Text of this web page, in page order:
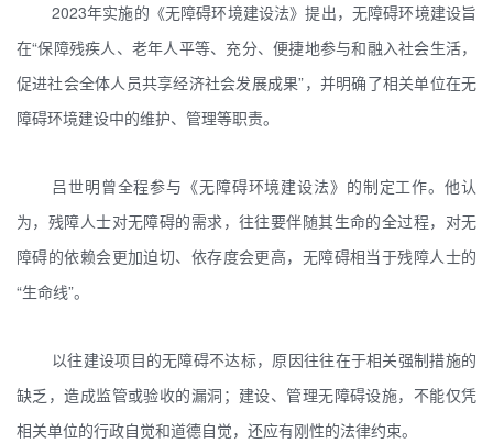
2023年实施的《无障碍环境建设法》提出，无障碍环境建设旨
在“保障残疾人、老年人平等、充分、便捷地参与和融入社会生活，
促进社会全体人员共享经济社会发展成果”，并明确了相关单位在无
障碍环境建设中的维护、管理等职责。
吕世明曾全程参与《无障碍环境建设法》的制定工作。他认
为，残障人士对无障碍的需求，往往要伴随其生命的全过程，对无
障碍的依赖会更加迫切、依存度会更高，无障碍相当于残障人士的
“生命线”。
以往建设项目的无障碍不达标，原因往往在于相关强制措施的
缺乏，造成监管或验收的漏洞；建设、管理无障碍设施，不能仅凭
相关单位的行政自觉和道德自觉，还应有刚性的法律约束。